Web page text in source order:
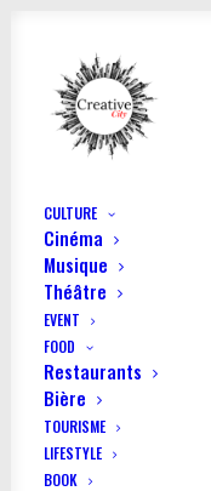
CULTURE
Cinéma
Musique
Théâtre
EVENT
FOOD
Restaurants
Bière
TOURISME
LIFESTYLE
BOOK